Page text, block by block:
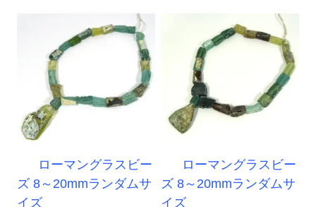
ローマングラスビー
ズ 8～20mmランダムサ
イズ
ローマングラスビー
ズ 8～20mmランダムサ
イズ